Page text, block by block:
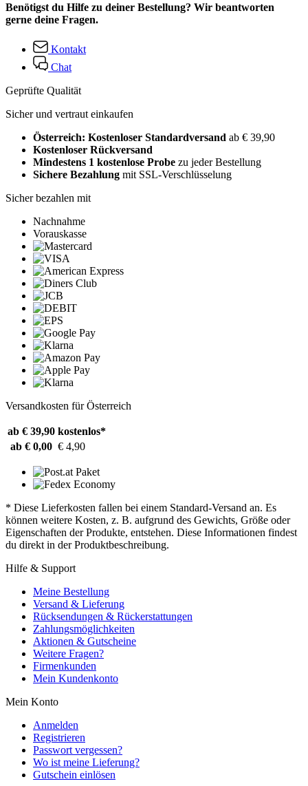
Benötigst du Hilfe zu deiner Bestellung? Wir beantworten
gerne deine Fragen.
Kontakt
Chat
Geprüfte Qualität
Sicher und vertraut einkaufen
Österreich: Kostenloser Standardversand ab € 39,90
Kostenloser Rückversand
Mindestens 1 kostenlose Probe zu jeder Bestellung
Sichere Bezahlung mit SSL-Verschlüsselung
Sicher bezahlen mit
Nachnahme
Vorauskasse
Versandkosten für Österreich
ab € 39,90 kostenlos*
ab € 0,00 € 4,90
* Diese Lieferkosten fallen bei einem Standard-Versand an. Es
können weitere Kosten, z. B. aufgrund des Gewichts, Größe oder
Eigenschaften der Produkte, entstehen. Diese Informationen findest
du direkt in der Produktbeschreibung.
Hilfe & Support
Meine Bestellung
Versand & Lieferung
Rücksendungen & Rückerstattungen
Zahlungsmöglichkeiten
Aktionen & Gutscheine
Weitere Fragen?
Firmenkunden
Mein Kundenkonto
Mein Konto
Anmelden
Registrieren
Passwort vergessen?
Wo ist meine Lieferung?
Gutschein einlösen